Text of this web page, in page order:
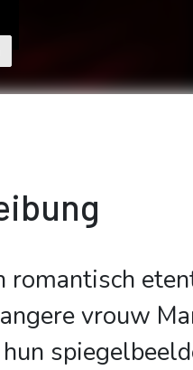
romantisch
vrouw